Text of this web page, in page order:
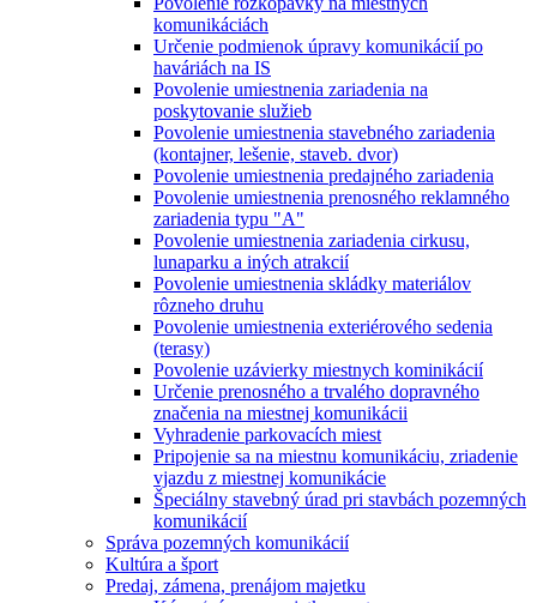
komunikáciách
Určenie podmienok úpravy komunikácií po
haváriách na IS
Povolenie umiestnenia zariadenia na
poskytovanie služieb
Povolenie umiestnenia stavebného zariadenia
(kontajner, lešenie, staveb. dvor)
Povolenie umiestnenia predajného zariadenia
Povolenie umiestnenia prenosného reklamného
zariadenia typu "A"
Povolenie umiestnenia zariadenia cirkusu,
lunaparku a iných atrakcií
Povolenie umiestnenia skládky materiálov
rôzneho druhu
Povolenie umiestnenia exteriérového sedenia
(terasy)
Povolenie uzávierky miestnych kominikácií
Určenie prenosného a trvalého dopravného
značenia na miestnej komunikácii
Vyhradenie parkovacích miest
Pripojenie sa na miestnu komunikáciu, zriadenie
vjazdu z miestnej komunikácie
Špeciálny stavebný úrad pri stavbách pozemných
komunikácií
Správa pozemných komunikácií
Kultúra a šport
Predaj, zámena, prenájom majetku